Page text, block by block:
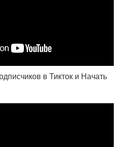
в Тикток и Начать